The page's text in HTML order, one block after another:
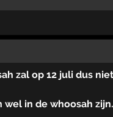
zal op 12 juli dus
in de whoosah zijn.